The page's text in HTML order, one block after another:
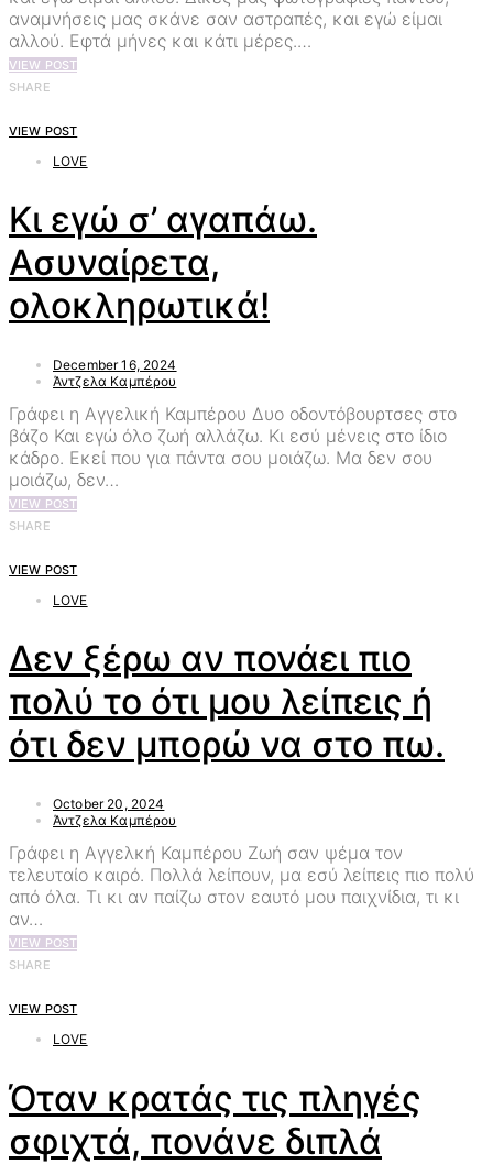
αναμνήσεις μας σκάνε σαν αστραπές, και εγώ είμαι
αλλού. Εφτά μήνες και κάτι μέρες.…
VIEW POST
SHARE
VIEW POST
LOVE
Κι εγώ σ’ αγαπάω.
Ασυναίρετα,
ολοκληρωτικά!
December 16, 2024
Άντζελα Καμπέρου
Γράφει η Αγγελική Καμπέρου Δυο οδοντόβουρτσες στο
βάζο Και εγώ όλο ζωή αλλάζω. Κι εσύ μένεις στο ίδιο
κάδρο. Εκεί που για πάντα σου μοιάζω. Μα δεν σου
μοιάζω, δεν…
VIEW POST
SHARE
VIEW POST
LOVE
Δεν ξέρω αν πονάει πιο
πολύ το ότι μου λείπεις ή
ότι δεν μπορώ να στο πω.
October 20, 2024
Άντζελα Καμπέρου
Γράφει η Αγγελκή Καμπέρου Ζωή σαν ψέμα τον
τελευταίο καιρό. Πολλά λείπουν, μα εσύ λείπεις πιο πολύ
από όλα. Τι κι αν παίζω στον εαυτό μου παιχνίδια, τι κι
αν…
VIEW POST
SHARE
VIEW POST
LOVE
Όταν κρατάς τις πληγές
σφιχτά, πονάνε διπλά